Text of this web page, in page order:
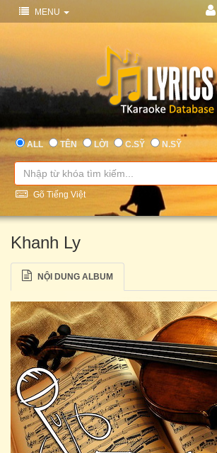
MENU
ALL TÊN LỜI C.SỸ N.SỸ
Gõ Tiếng Việt
Khanh Ly
NỘI DUNG ALBUM